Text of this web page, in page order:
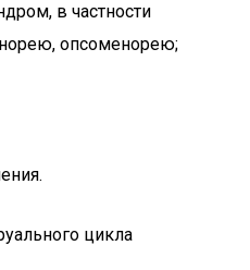
в частности
опсоменорею;